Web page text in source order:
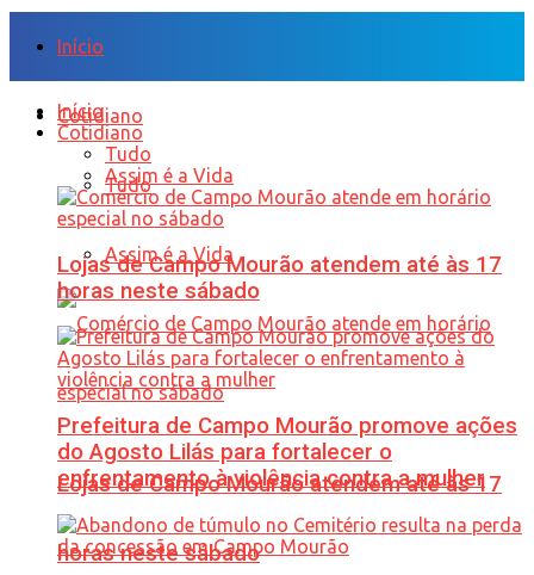
Início
Cotidiano
Tudo
Assim é a Vida
Lojas de Campo Mourão atendem até às 17
horas neste sábado
Início
Cotidiano
Tudo
Assim é a Vida
Lojas de Campo Mourão atendem até às 17
horas neste sábado
Prefeitura de Campo Mourão promove ações
do Agosto Lilás para fortalecer o
enfrentamento à violência contra a mulher